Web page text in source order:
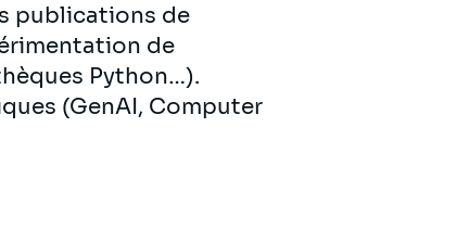
publications de
de
Python…).
(GenAI, Computer